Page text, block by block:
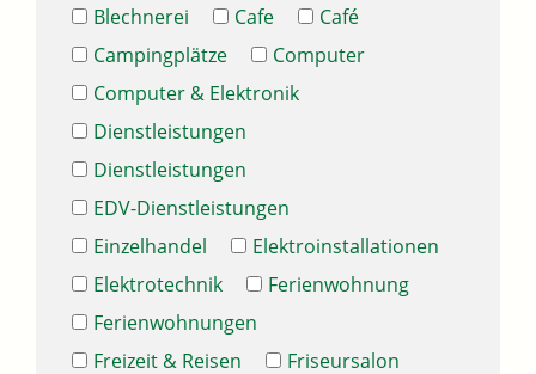
Blechnerei
Cafe
Café
Campingplätze
Computer
Computer & Elektronik
Dienstleistungen
Dienstleistungen
EDV-Dienstleistungen
Einzelhandel
Elektroinstallationen
Elektrotechnik
Ferienwohnung
Ferienwohnungen
Freizeit & Reisen
Friseursalon